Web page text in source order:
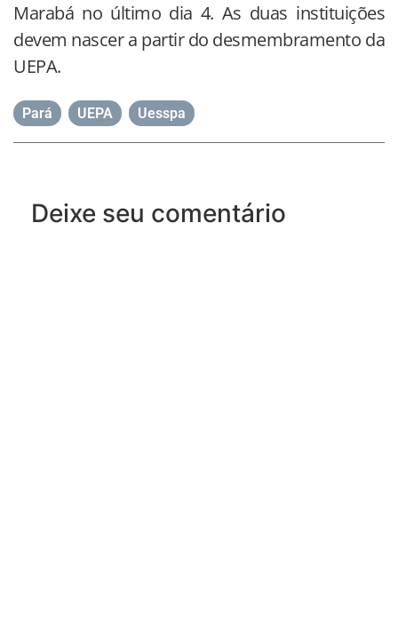
Marabá no último dia 4. As duas instituições
devem nascer a partir do desmembramento da
UEPA.
Pará UEPA Uesspa
Deixe seu comentário